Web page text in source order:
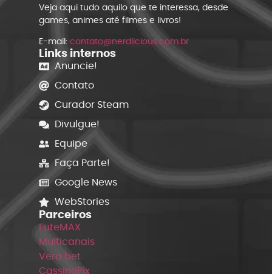
Veja aqui tudo aquilo que te interessa, desde
games, animes até filmes e livros!
E-mail: contato@nerdlicious.com.br
Links internos
Anuncie!
Contato
Curador Steam
Divulgue!
Equipe
Faça Parte!
Google News
WebStories
Parceiros
FuteMAX
Multicanais
Vera bet
CassinoPix